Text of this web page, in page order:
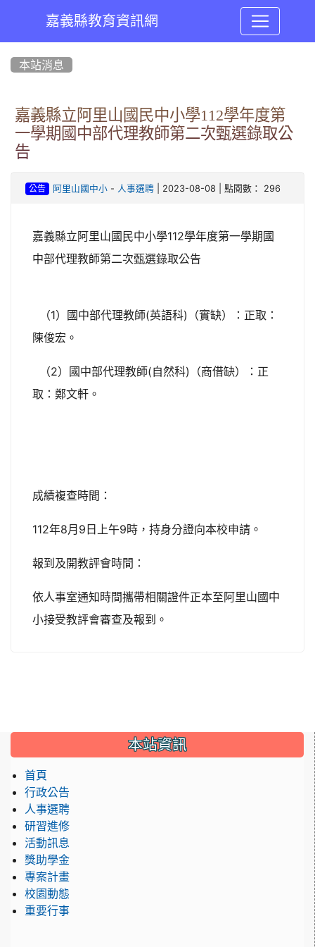
嘉義縣教育資訊網
本站消息
嘉義縣立阿里山國民中小學112學年度第
一學期國中部代理教師第二次甄選錄取公
告
公告 阿里山國中小- 人事選聘| 2023-08-08 | 點閱數： 296
嘉義縣立阿里山國民中小學112學年度第一學期國
中部代理教師第二次甄選錄取公告
（1）國中部代理教師(英語科)（實缺）：正取：
陳俊宏。
（2）國中部代理教師(自然科)（商借缺）：正
取：鄭文軒。
成績複查時間：
112年8月9日上午9時，持身分證向本校申請。
報到及開教評會時間：
依人事室通知時間攜帶相關證件正本至阿里山國中
小接受教評會審查及報到。
::: 本站資訊
首頁
行政公告
人事選聘
研習進修
活動訊息
獎助學金
專案計畫
校園動態
重要行事